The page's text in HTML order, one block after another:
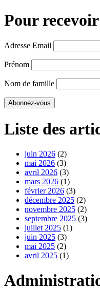
Pour
Adresse Email
Prénom
Nom de famille
Liste des
juin 2026 (2)
mai 2026 (3)
avril 2026 (3)
mars 2026 (1)
février 2026 (3)
décembre 2025 (2)
novembre 2025 (2)
septembre 2025 (3)
juillet 2025 (1)
juin 2025 (3)
mai 2025 (2)
avril 2025 (1)